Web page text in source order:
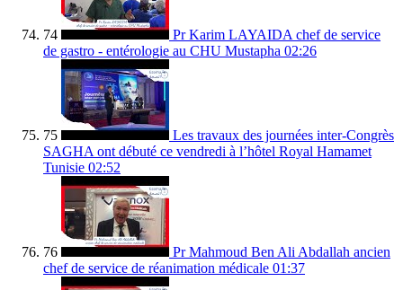
74
Pr Karim LAYAIDA chef de service
de gastro - entérologie au CHU Mustapha 02:26
75
Les travaux des journées inter-Congrès
SAGHA ont débuté ce vendredi à l’hôtel Royal Hamamet
Tunisie 02:52
76
Pr Mahmoud Ben Ali Abdallah ancien
chef de service de réanimation médicale 01:37